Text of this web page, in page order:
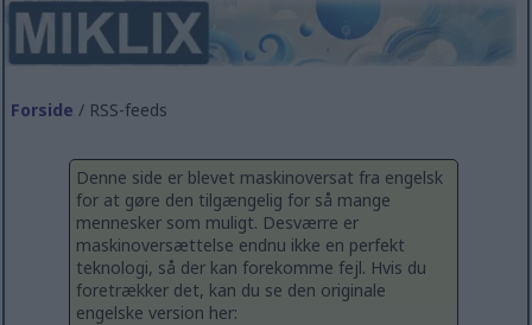
Forside / RSS-feeds
Denne side er blevet maskinoversat fra engelsk
for at gøre den tilgængelig for så mange
mennesker som muligt. Desværre er
maskinoversættelse endnu ikke en perfekt
teknologi, så der kan forekomme fejl. Hvis du
foretrækker det, kan du se den originale
engelske version her: